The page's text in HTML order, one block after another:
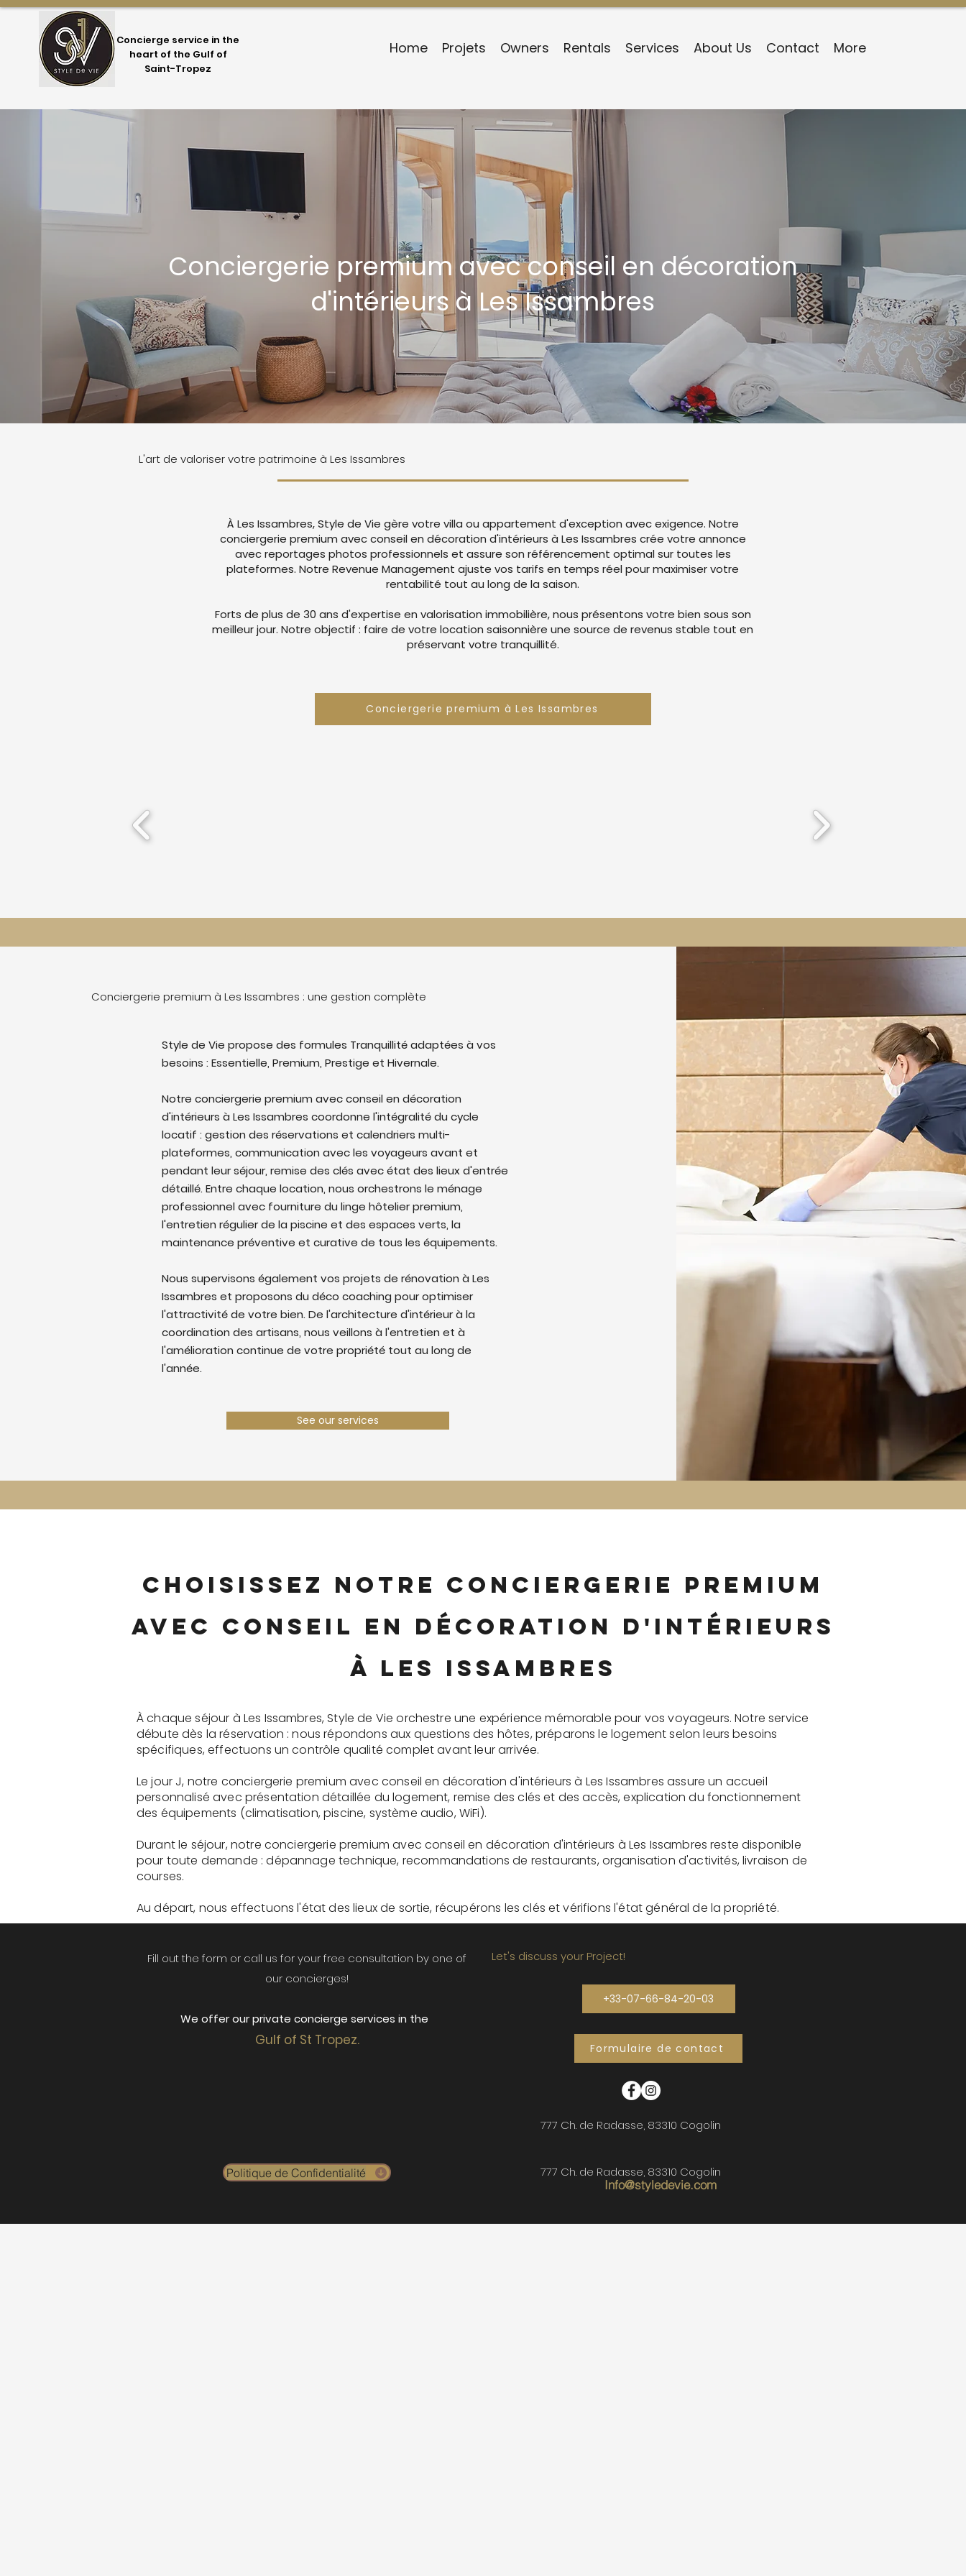
Concierge service in the
heart of the Gulf of
Saint-Tropez
Home Projets Owners Rentals Services About Us Contact More
Conciergerie premium avec conseil en décoration
d'intérieurs à Les Issambres
L'art de valoriser votre patrimoine à Les Issambres
À Les Issambres, Style de Vie gère votre villa ou appartement d'exception avec exigence. Notre
conciergerie premium avec conseil en décoration d'intérieurs à Les Issambres crée votre annonce
avec reportages photos professionnels et assure son référencement optimal sur toutes les
plateformes. Notre Revenue Management ajuste vos tarifs en temps réel pour maximiser votre
rentabilité tout au long de la saison.
Forts de plus de 30 ans d'expertise en valorisation immobilière, nous présentons votre bien sous son
meilleur jour. Notre objectif : faire de votre location saisonnière une source de revenus stable tout en
préservant votre tranquillité.
Conciergerie premium à Les Issambres
Conciergerie premium à Les Issambres : une gestion complète
Style de Vie propose des formules Tranquillité adaptées à vos
besoins : Essentielle, Premium, Prestige et Hivernale.
Notre conciergerie premium avec conseil en décoration
d'intérieurs à Les Issambres coordonne l'intégralité du cycle
locatif : gestion des réservations et calendriers multi-
plateformes, communication avec les voyageurs avant et
pendant leur séjour, remise des clés avec état des lieux d'entrée
détaillé. Entre chaque location, nous orchestrons le ménage
professionnel avec fourniture du linge hôtelier premium,
l'entretien régulier de la piscine et des espaces verts, la
maintenance préventive et curative de tous les équipements.
Nous supervisons également vos projets de rénovation à Les
Issambres et proposons du déco coaching pour optimiser
l'attractivité de votre bien. De l'architecture d'intérieur à la
coordination des artisans, nous veillons à l'entretien et à
l'amélioration continue de votre propriété tout au long de
l'année.
See our services
Choisissez notre conciergerie premium
avec conseil en décoration d'intérieurs
à Les Issambres
À chaque séjour à Les Issambres, Style de Vie orchestre une expérience mémorable pour vos voyageurs. Notre service
débute dès la réservation : nous répondons aux questions des hôtes, préparons le logement selon leurs besoins
spécifiques, effectuons un contrôle qualité complet avant leur arrivée.
Le jour J, notre conciergerie premium avec conseil en décoration d'intérieurs à Les Issambres assure un accueil
personnalisé avec présentation détaillée du logement, remise des clés et des accès, explication du fonctionnement
des équipements (climatisation, piscine, système audio, WiFi).
Durant le séjour, notre conciergerie premium avec conseil en décoration d'intérieurs à Les Issambres reste disponible
pour toute demande : dépannage technique, recommandations de restaurants, organisation d'activités, livraison de
courses.
Au départ, nous effectuons l'état des lieux de sortie, récupérons les clés et vérifions l'état général de la propriété.
Fill out the form or call us for your free consultation by one of
our concierges!
We offer our private concierge services in the
Gulf of St Tropez.
Politique de Confidentialité
Let's discuss your Project!
+33-07-66-84-20-03
Formulaire de contact
777 Ch. de Radasse, 83310 Cogolin
Info@styledevie.com
777 Ch. de Radasse, 83310 Cogolin